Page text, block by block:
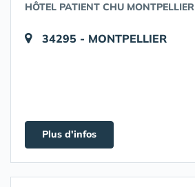
HÔTEL PATIENT CHU MONTPELLIER
34295 - MONTPELLIER
Plus d'infos